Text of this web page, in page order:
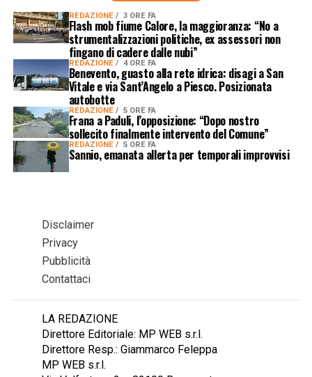
REDAZIONE 3 ORE FA
Flash mob fiume Calore, la maggioranza: “No a
strumentalizzazioni politiche, ex assessori non
fingano di cadere dalle nubi”
REDAZIONE 4 ORE FA
Benevento, guasto alla rete idrica: disagi a San
Vitale e via Sant’Angelo a Piesco. Posizionata
autobotte
REDAZIONE 5 ORE FA
Frana a Paduli, l’opposizione: “Dopo nostro
sollecito finalmente intervento del Comune”
REDAZIONE 5 ORE FA
Sannio, emanata allerta per temporali improvvisi
Disclaimer
Privacy
Pubblicità
Contattaci
LA REDAZIONE
Direttore Editoriale: MP WEB s.r.l.
Direttore Resp.: Giammarco Feleppa
MP WEB s.r.l.